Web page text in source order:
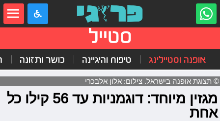
סטייל
אופנה וסטיילינג טיפוח והיגיינה כושר ותזונה
© תצוגת אופנה בישראל. צילום: אלון אלבכרי
מגזין מיוחד: דוגמניות עד 56 קילו כל
אחת